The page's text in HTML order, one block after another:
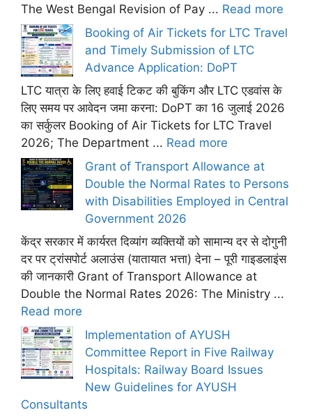
The West Bengal Revision of Pay ... Read more
Booking of Air Tickets for LTC Travel
and Timely Submission of LTC
Advance Application: DoPT
LTC यात्रा के लिए हवाई टिकट की बुकिंग और LTC एडवांस के
लिए समय पर आवेदन जमा करना: DoPT का 16 जुलाई 2026
का सर्कुलर Booking of Air Tickets for LTC Travel
2026; The Department ... Read more
Grant of Transport Allowance at
Double the Normal Rates to Persons
with Disabilities Employed in Central
Government 2026
केंद्र सरकार में कार्यरत दिव्यांग व्यक्तियों को सामान्य दर से दोगुनी
दर पर ट्रांसपोर्ट अलाउंस (यातायात भत्ता) देना – पूरी गाइडलाइंस
की जानकारी Grant of Transport Allowance at
Double the Normal Rates 2026: The Ministry ...
Read more
Implementation of AYUSH
Committee Report in Five Railway
Hospitals: Railway Board Issues
New Guidelines for AYUSH
Consultants